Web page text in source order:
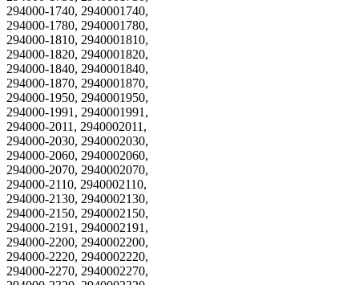
294000-1740, 2940001740,
294000-1780, 2940001780,
294000-1810, 2940001810,
294000-1820, 2940001820,
294000-1840, 2940001840,
294000-1870, 2940001870,
294000-1950, 2940001950,
294000-1991, 2940001991,
294000-2011, 2940002011,
294000-2030, 2940002030,
294000-2060, 2940002060,
294000-2070, 2940002070,
294000-2110, 2940002110,
294000-2130, 2940002130,
294000-2150, 2940002150,
294000-2191, 2940002191,
294000-2200, 2940002200,
294000-2220, 2940002220,
294000-2270, 2940002270,